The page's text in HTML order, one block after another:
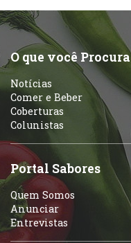
O que você Procura
Notícias
Comer e Beber
Coberturas
Colunistas
Portal Sabores
Quem Somos
Anunciar
Entrevistas